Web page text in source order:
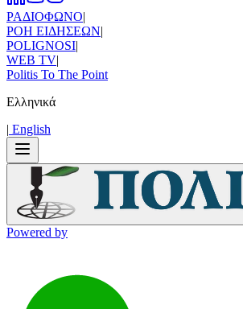
ΡΑΔΙΟΦΩΝΟ|
ΡΟΗ ΕΙΔΗΣΕΩΝ|
POLIGNOSI|
WEB TV|
Politis To The Point
Ελληνικά
| Εnglish
Powered by